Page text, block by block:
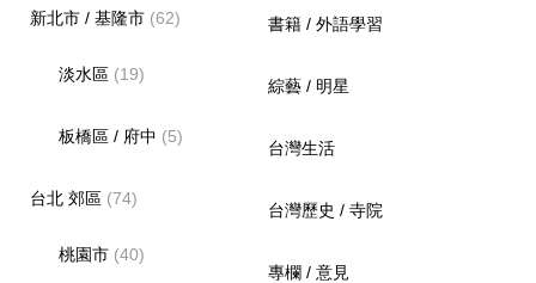
新北市 / 基隆市(62)
淡水區 (19)
板橋區 / 府中 (5)
台北 郊區(74)
桃園市 (40)
書籍 / 外語學習
綜藝 / 明星
台灣生活
台灣歷史 / 寺院
專欄 / 意見